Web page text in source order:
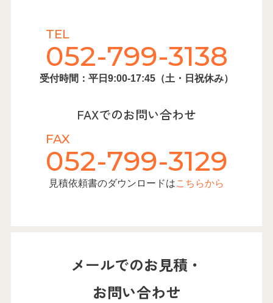
TEL
052-799-3138
受付時間：平日9:00-17:45（土・日祝休み）
FAXでのお問い合わせ
FAX
052-799-3129
見積依頼書のダウンロードはこちらから
メールでのお見積・
お問い合わせ